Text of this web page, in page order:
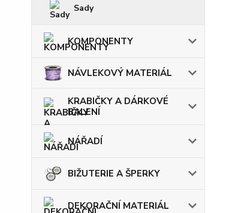
Sady
KOMPONENTY
NÁVLEKOVÝ MATERIÁL
KRABIČKY A DÁRKOVÉ
BALENÍ
NÁŘADÍ
BIŽUTERIE A ŠPERKY
DEKORAČNÍ MATERIÁL